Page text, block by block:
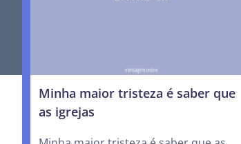
Minha maior tristeza é saber que
as igrejas